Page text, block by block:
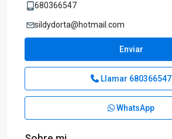
680366547
sildydorta@hotmail.com
Enviar
Llamar 680366547
WhatsApp